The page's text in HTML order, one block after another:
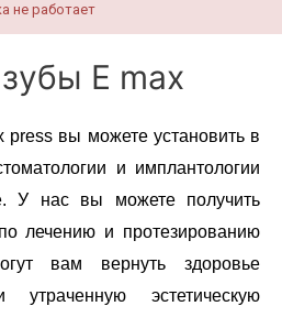
не работает
E max
press вы можете установить в
и имплантологии
У нас вы можете получить
лечению и протезированию
вам вернуть здоровье
эстетическую